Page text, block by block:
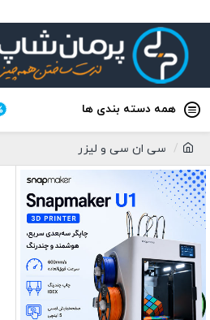
همه دسته بندی ها
سی ان سی و لیزر